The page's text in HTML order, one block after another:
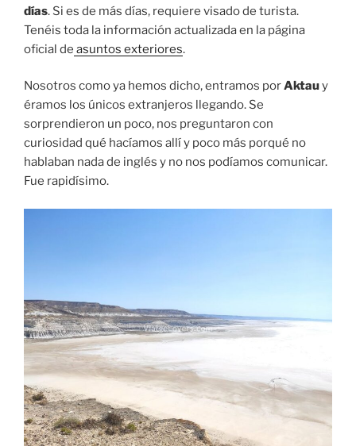
días. Si es de más días, requiere visado de turista.
Tenéis toda la información actualizada en la página
oficial de asuntos exteriores.
Nosotros como ya hemos dicho, entramos porAktauy
éramos los únicos extranjeros llegando. Se
sorprendieron un poco, nos preguntaron con
curiosidad qué hacíamos allí y poco más porqué no
hablaban nada de inglés y no nos podíamos comunicar.
Fue rapidísimo.